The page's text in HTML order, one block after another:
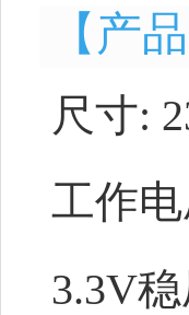
【产
尺寸:
工作电
3.3V